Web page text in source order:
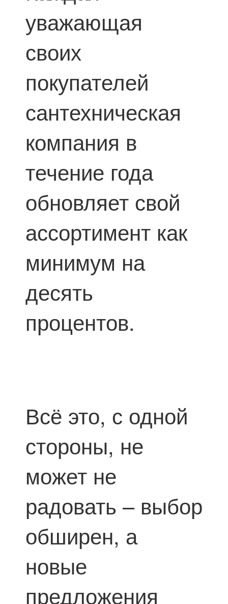
уважающая
своих
покупателей
сантехническая
компания в
течение года
обновляет свой
ассортимент как
минимум на
десять
процентов.
Всё это, с одной
стороны, не
может не
радовать – выбор
обширен, а
новые
предложения